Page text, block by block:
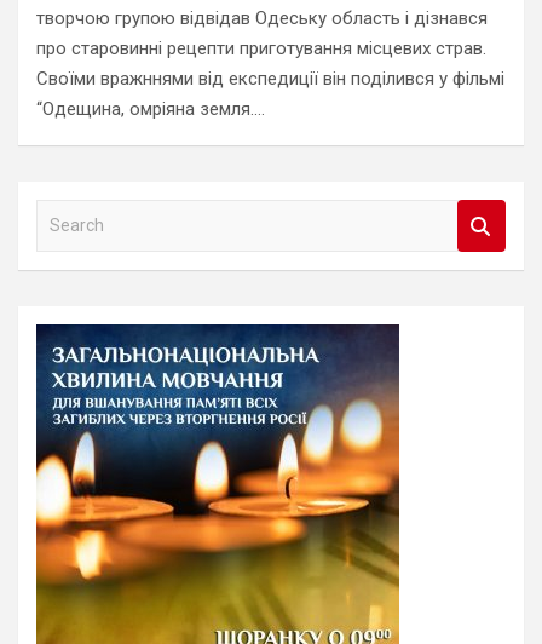
творчою групою відвідав Одеську область і дізнався
про старовинні рецепти приготування місцевих страв.
Своїми вражннями від експедиції він поділився у фільмі
“Одещина, омріяна земля.…
a